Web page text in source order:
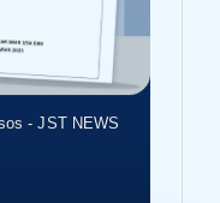
- JST NEWS